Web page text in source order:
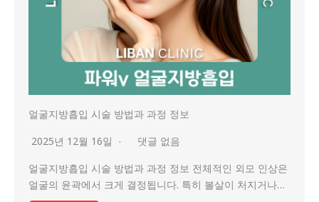
얼굴지방흡입 시술 방법과 과정 정보
2025년 12월 16일
댓글 없음
얼굴지방흡입 시술 방법과 과정 정보 전체적인 외모 인상은
얼굴의 윤곽에서 크게 결정됩니다. 특히 볼살이 처지거나…